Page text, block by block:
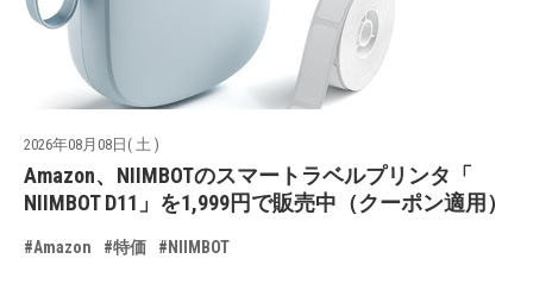
2026年08月08日( 土 )
Amazon、NIIMBOTのスマートラベルプリンタ「
NIIMBOT D11」を1,999円で販売中（クーポン適用）
#Amazon #特価 #NIIMBOT